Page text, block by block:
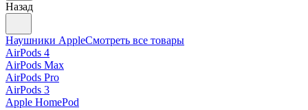
Назад
Наушники AppleСмотреть все товары
AirPods 4
AirPods Max
AirPods Pro
AirPods 3
Apple HomePod